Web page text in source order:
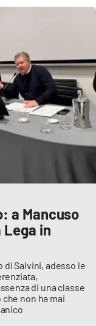
a Mancuso
in
di Salvini, adesso le
di una classe
non ha mai